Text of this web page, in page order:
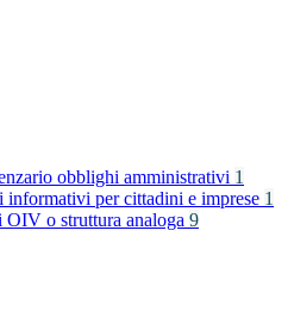
obblighi amministrativi 1
informativi per cittadini e imprese 1
OIV o struttura analoga 9